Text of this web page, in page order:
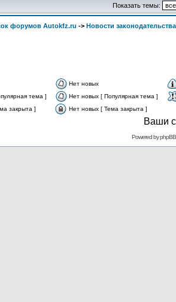
Показать темы:
форумов Autokfz.ru -> Новости законодательства
Нет новых
тема ]
Нет новых [ Популярная тема ]
закрыта ]
Нет новых [ Тема закрыта ]
Ваши
Powered byphpBB